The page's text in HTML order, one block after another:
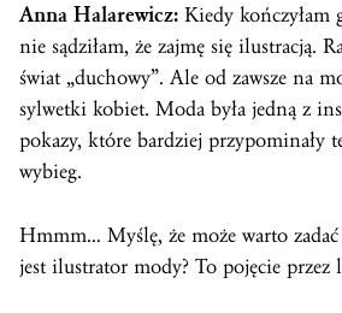
Anna Halarewicz: Kiedy kończyłam
nie sądziłam, że zajmę się ilustracją.
świat „duchowy”. Ale od zawsze na
sylwetki kobiet. Moda była jedną z
pokazy, które bardziej przypominały
wybieg.
Hmmm… Myślę, że może warto
jest ilustrator mody? To pojęcie przez